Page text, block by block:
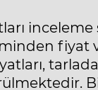
inceleme
fiyat